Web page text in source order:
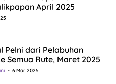
April 2025
Pelni dari Pelabuhan
Semua Rute, Maret 2025
6 Mar 2025